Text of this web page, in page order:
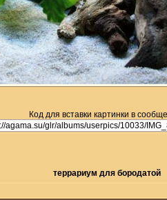
Код для вставки картинки в
террариум для бородатой